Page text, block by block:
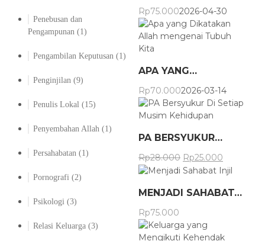
Penebusan dan
Pengampunan (1)
Pengambilan Keputusan (1)
Penginjilan (9)
Penulis Lokal (15)
Penyembahan Allah (1)
Persahabatan (1)
Pornografi (2)
Psikologi (3)
Relasi Keluarga (3)
Rp75.0002026-04-30
APA YANG…
Rp70.0002026-03-14
PA BERSYUKUR…
Rp28.000 Rp25.000
MENJADI SAHABAT…
Rp75.000